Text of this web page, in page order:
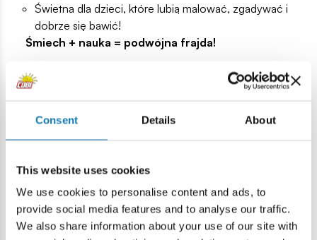
Consent Details About
This website uses cookies
We use cookies to personalise content and ads, to
provide social media features and to analyse our traffic.
We also share information about your use of our site with
Świetna dla dzieci, które lubią malować, zgadywać i
dobrze się bawić!
Śmiech + nauka = podwójna frajda!
Oprócz ogromnej dawki zabawy, gra:
ćwiczy spostrzegawczość i refleks,
Bezpieczna zabawa to podstawa!
Kredki są naturalne i przeznaczone do malowania
twarzy.
Zawsze testuj na małym fragmencie skóry, zanim